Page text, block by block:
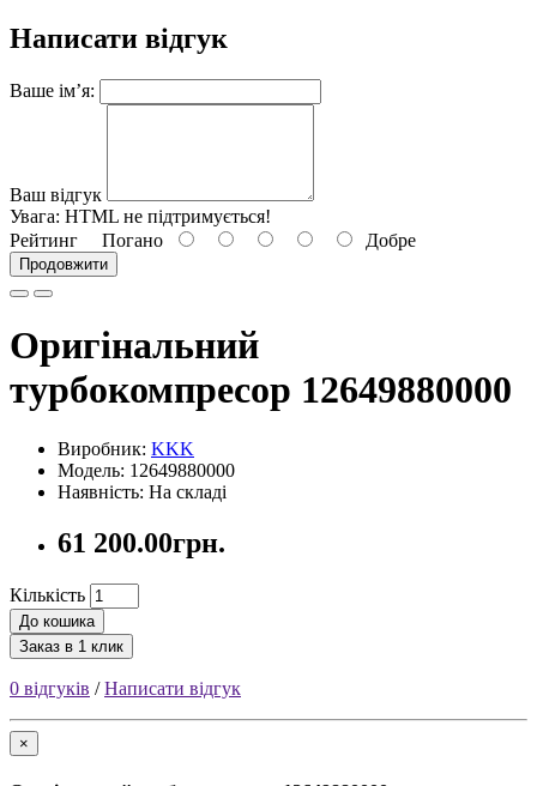
Написати відгук
Ваше ім’я:
Ваш відгук
Увага: HTML не підтримується!
Рейтинг Погано Добре
Продовжити
Оригінальний
турбокомпресор 12649880000
Виробник: KKK
Модель: 12649880000
Наявність: На складі
61 200.00грн.
Кількість
До кошика
Заказ в 1 клик
0 відгуків /Написати відгук
×